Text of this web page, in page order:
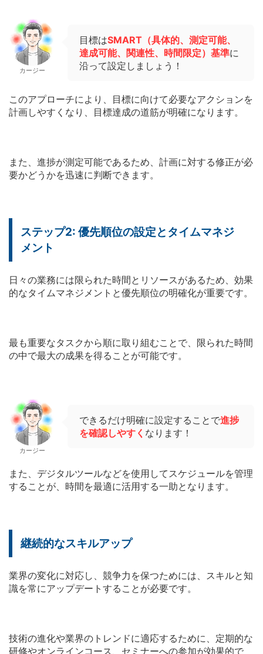
カージー
目標はSMART（具体的、測定可能、
達成可能、関連性、時間限定）基準に
沿って設定しましょう！
このアプローチにより、目標に向けて必要なアクションを
計画しやすくなり、目標達成の道筋が明確になります。
また、進捗が測定可能であるため、計画に対する修正が必
要かどうかを迅速に判断できます。
ステップ2: 優先順位の設定とタイムマネジ
メント
日々の業務には限られた時間とリソースがあるため、効果
的なタイムマネジメントと優先順位の明確化が重要です。
最も重要なタスクから順に取り組むことで、限られた時間
の中で最大の成果を得ることが可能です。
カージー
できるだけ明確に設定することで進捗
を確認しやすく なります！
また、デジタルツールなどを使用してスケジュールを管理
することが、時間を最適に活用する一助となります。
継続的なスキルアップ
業界の変化に対応し、競争力を保つためには、スキルと知
識を常にアップデートすることが必要です。
技術の進化や業界のトレンドに適応するために、定期的な
研修やオンラインコース、セミナーへの参加が効果的で